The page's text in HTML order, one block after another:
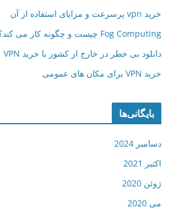
خرید vpn پرسرعت و مزایای استفاده از آن
Fog Computing چیست و چگونه کار می کند؟ (قسمت اول)
دانلود بی خطر در خارج از کشور با خرید VPN
خرید VPN برای مکان های عمومی
بایگانی‌ها
دسامبر 2024
اکتبر 2021
ژوئن 2020
می 2020